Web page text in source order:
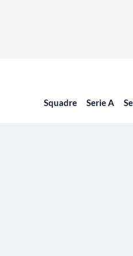
Squadre Serie A